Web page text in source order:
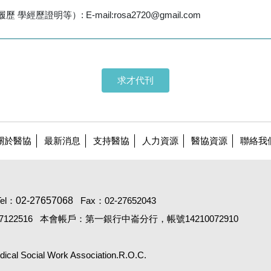
歷 學經歷證明等）: E-mail:rosa2720@gmail.com
求才代刊
於醫協 最新消息 支持醫協 人力資源 醫協資源 聯絡我
： 02-27657068
Fax：02-27652043
本會帳戶：第一銀行中崙分行，帳號14210072910
Social Work Association.R.O.C.